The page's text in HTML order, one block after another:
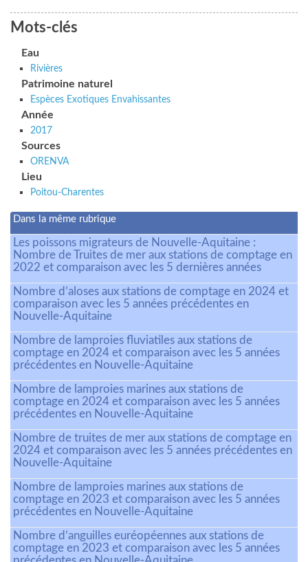
Mots-clés
Eau
Rivières
Patrimoine naturel
Espèces Exotiques Envahissantes
Année
2017
Sources
ORENVA
Lieu
Poitou-Charentes
Dans la même rubrique
Les poissons migrateurs de Nouvelle-Aquitaine :
Nombre de Truites de mer aux stations de comptage en
2022 et comparaison avec les 5 dernières années
Nombre d’aloses aux stations de comptage en 2024 et
comparaison avec les 5 années précédentes en
Nouvelle-Aquitaine
Nombre de lamproies fluviatiles aux stations de
comptage en 2024 et comparaison avec les 5 années
précédentes en Nouvelle-Aquitaine
Nombre de lamproies marines aux stations de
comptage en 2024 et comparaison avec les 5 années
précédentes en Nouvelle-Aquitaine
Nombre de truites de mer aux stations de comptage en
2024 et comparaison avec les 5 années précédentes en
Nouvelle-Aquitaine
Nombre de lamproies marines aux stations de
comptage en 2023 et comparaison avec les 5 années
précédentes en Nouvelle-Aquitaine
Nombre d’anguilles euréopéennes aux stations de
comptage en 2023 et comparaison avec les 5 années